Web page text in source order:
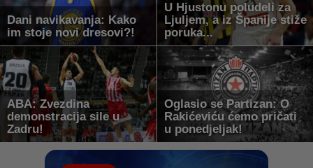
Dani navikavanja: Kako
im stoje novi dresovi?!
U Hjustonu poludeli za
Ljuljem, a iz Španije stiže
poruka...
ABA: Zvezdina
demonstracija sile u
Zadru!
Oglasio se Partizan: O
Rakićeviću ćemo pričati
u ponedjeljak!